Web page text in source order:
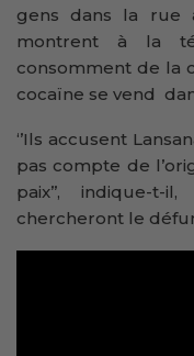
gens dans la rue
montrent à la
consomment de la
cocaïne se vend
‘’Ils accusent
pas compte de
paix’’, indique-
chercheront le